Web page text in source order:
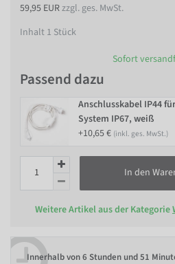
59,95 EURzzgl. ges. MwSt.
Inhalt 1 Stück
Sofort
Passend dazu
Anschlusskabel IP44
System IP67, weiß
+10,65 € (inkl. ges. MwSt.)
In den
Weitere Artikel aus der Kategorie
Innerhalb von6 Stunden und 51